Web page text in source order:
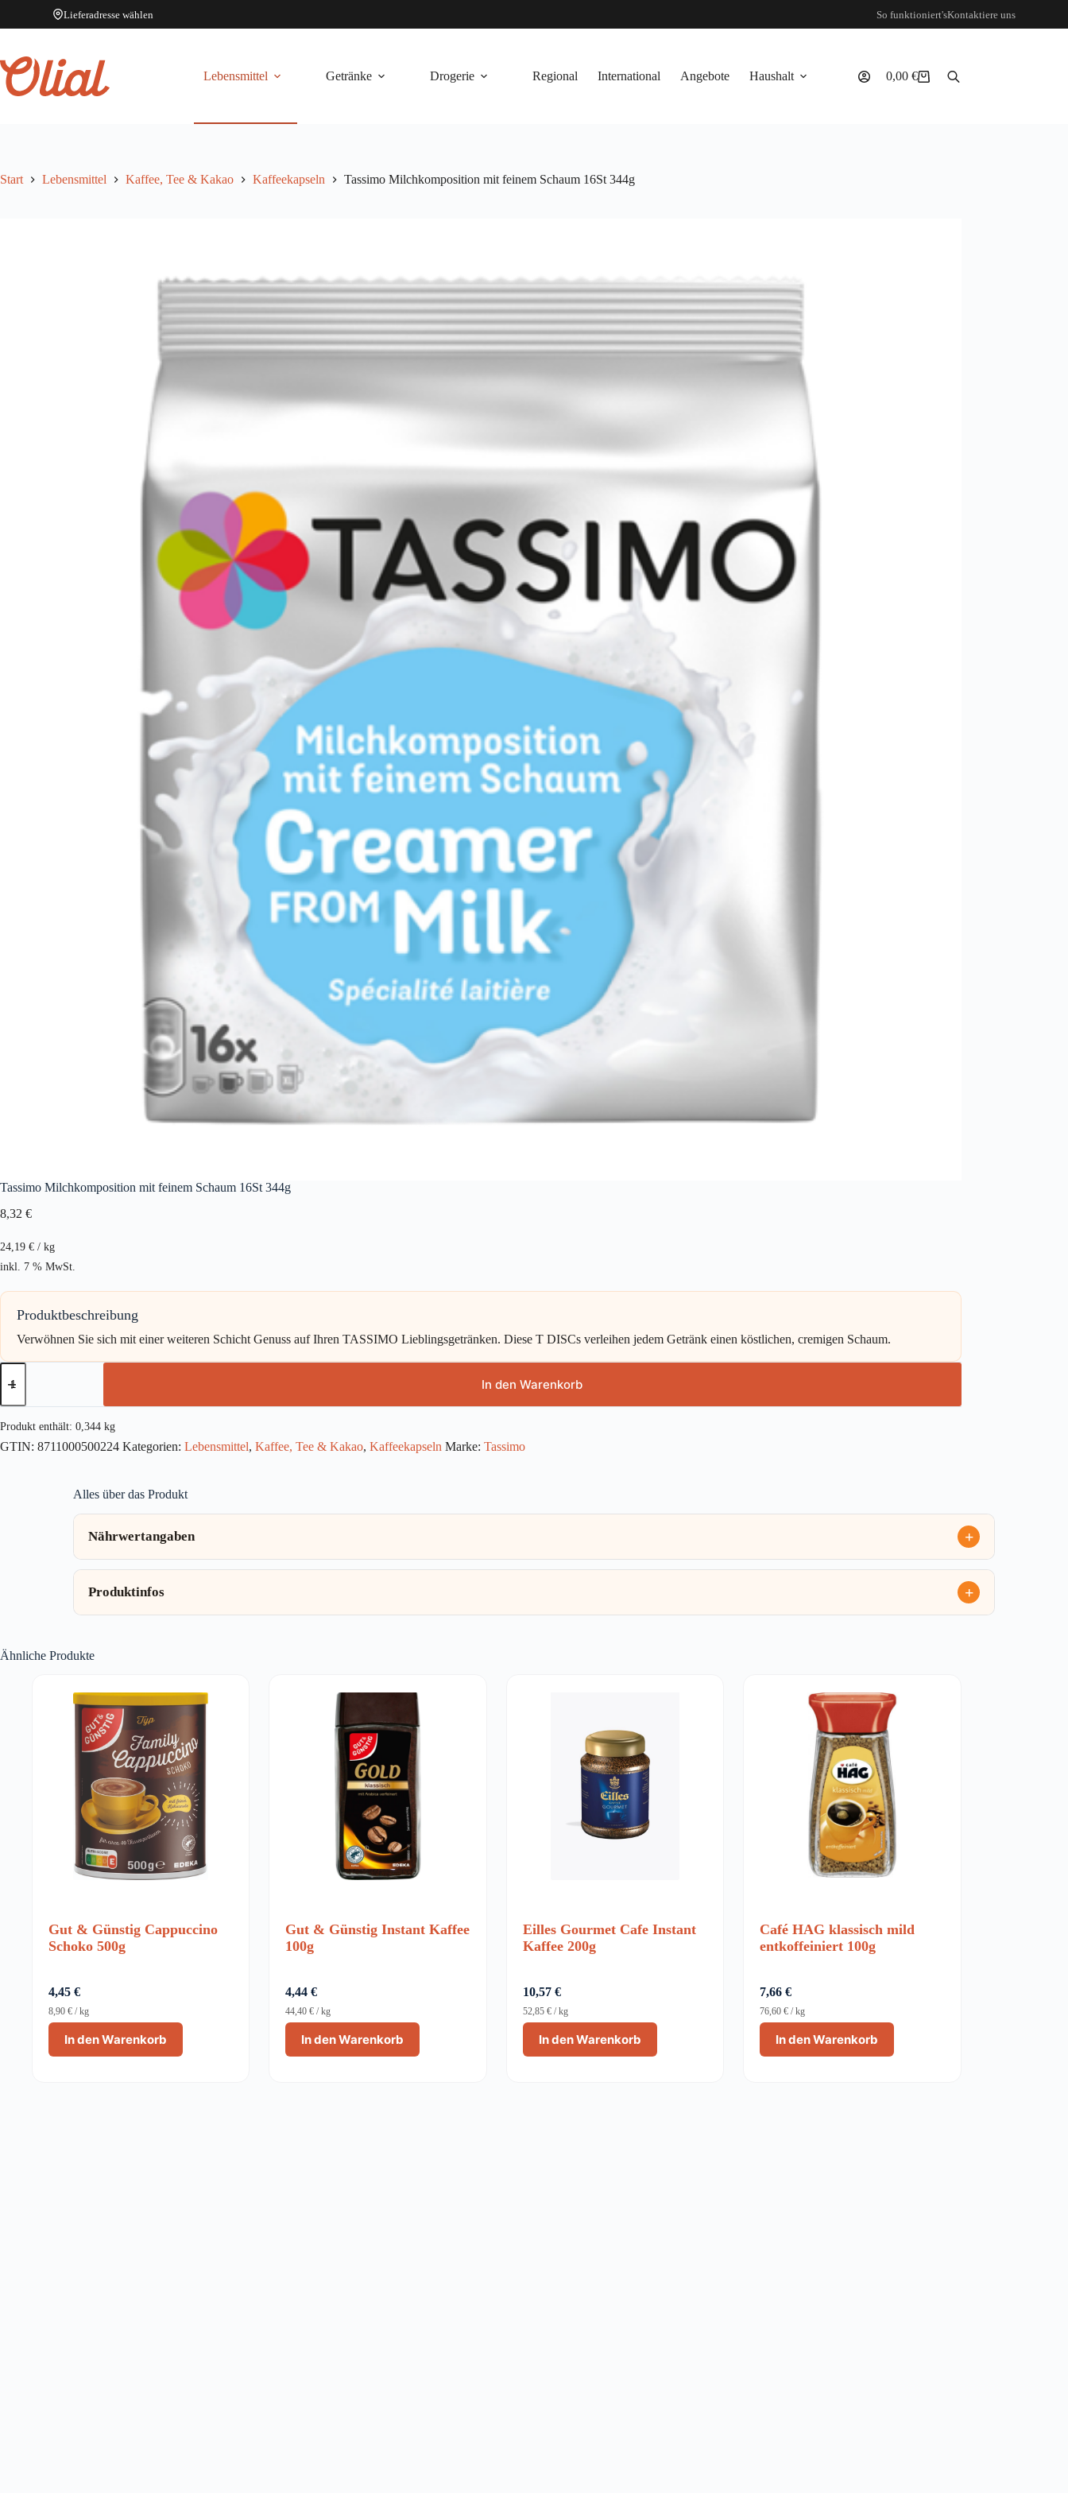
Lieferadresse wählen So funktioniert'sKontaktiere uns
springen
Lebensmittel
Getränke Drogerie Regional International Angebote Haushalt Warenkorb
0,00 €
Start Lebensmittel Kaffee, Tee & Kakao Kaffeekapseln Tassimo Milchkomposition mit feinem Schaum 16St 344g
Tassimo Milchkomposition mit feinem Schaum 16St 344g
8,32 €
24,19 € / kg
inkl. 7 % MwSt.
Produktbeschreibung
Verwöhnen Sie sich mit einer weiteren Schicht Genuss auf Ihren TASSIMO Lieblingsgetränken. Diese T DISCs verleihen jedem Getränk einen köstlichen, cremigen Schaum.
Tassimo
Milchkomposition
feinem
Schaum
344g
In den Warenkorb
Produkt enthält: 0,344 kg
GTIN: 8711000500224 Kategorien: Lebensmittel, Kaffee, Tee & Kakao, Kaffeekapseln Marke: Tassimo
Alles über das Produkt
Nährwertangaben
Produktinfos
Ähnliche Produkte
Gut & Günstig Cappuccino
Schoko 500g
4,45 €
In den Warenkorb
8,90 € /kg
Gut & Günstig Instant Kaffee
100g
4,44€
In den Warenkorb
44,40€ /kg
Eilles Gourmet Cafe Instant
Kaffee 200g
10,57 €
In den Warenkorb
52,85 €/kg
Café HAG klassisch mild
entkoffeiniert 100g
7,66€
In den Warenkorb
76,60€ /kg